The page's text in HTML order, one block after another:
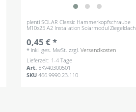
plenti SOLAR Classic Hammerkopfschraube
M10x25 A2 Installation Solarmodul Ziegeldach
0,45 € *
* inkl. ges. MwSt. zzgl.Versandkosten
Lieferzeit: 1-4 Tage
Art. EKV40300501
SKU466.9990.23.110